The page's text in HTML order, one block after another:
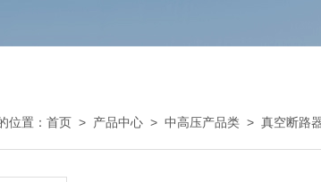
位置： 首页 > 产品中心 > 中高压产品类 > 真空断路